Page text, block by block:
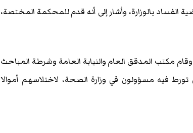
الفساد بالوزارة، وأشار إلى أنه قدم للمحكمة المختصة،
مكتب المدقق العام والنيابة العامة وشرطة المباحث
فيه مسؤولون في وزارة الصحة، لاختلاسهم أموالا